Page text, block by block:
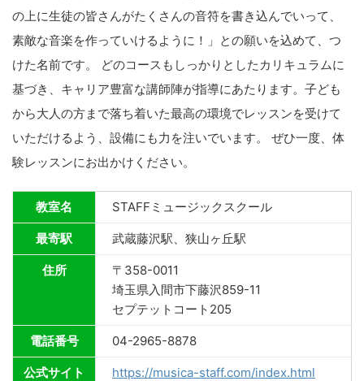
の上に生徒の皆さんがたくさんの音符を書き込んでいって、
素敵な音楽を作っていけるように！」との願いを込めて、つ
けた名前です。 どのコースもしっかりとしたカリキュラムに
基づき、キャリア豊富な講師陣が指導にあたります。子ども
から大人の方まで落ち着いた最高の環境でレッスンを受けて
いただけるよう、設備にも力を注いでいます。 ぜひ一度、体
験レッスンにお出かけください。
教室名 STAFFミュージックスクール
最寄駅 武蔵藤沢駅、狭山ヶ丘駅
住所
〒358-0011
埼玉県入間市下藤沢859-11
セプテットコート205
電話番号 04-2965-8878
公式サイト https://musica-staff.com/index.html